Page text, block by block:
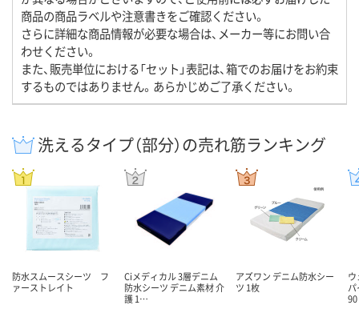
商品の商品ラベルや注意書きをご確認ください。
さらに詳細な商品情報が必要な場合は、メーカー等にお問い合
わせください。
また、販売単位における「セット」表記は、箱でのお届けをお約束
するものではありません。あらかじめご了承ください。
洗えるタイプ（部分）の売れ筋ランキング
防水スムースシーツ フ
ァーストレイト
Ciメディカル 3層デニム
防水シーツ デニム素材 介
護 1…
アズワン デニム防水シー
ツ 1枚